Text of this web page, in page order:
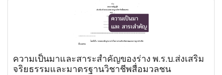
ความเป็นมาและสาระสำคัญของร่าง พ.ร.บ.ส่งเสริม
จริยธรรมและมาตรฐานวิชาชีพสื่อมวลชน